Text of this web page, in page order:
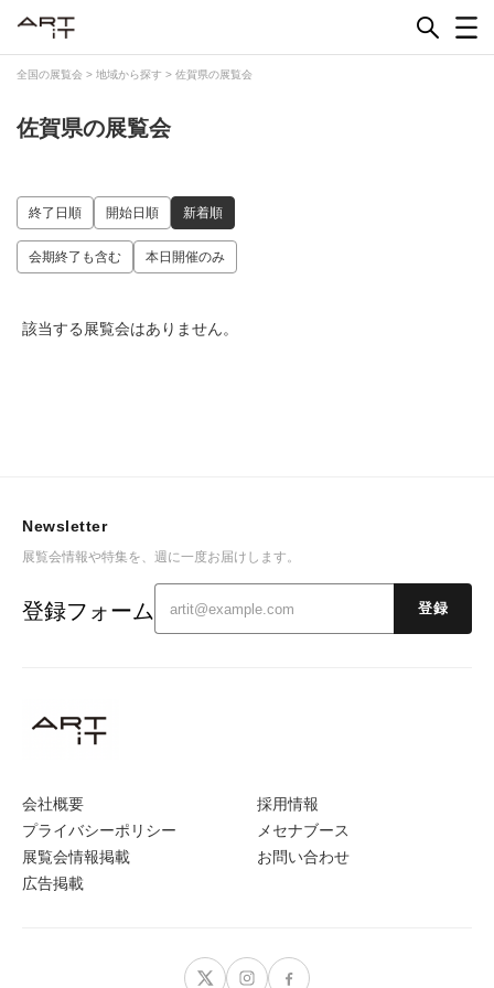
全国の展覧会 > 地域から探す > 佐賀県の展覧会
佐賀県の展覧会
終了日順 開始日順 新着順
会期終了も含む 本日開催のみ
該当する展覧会はありません。
会社概要
プライバシーポリシー
展覧会情報掲載
広告掲載
採用情報
メセナブース
お問い合わせ
Newsletter
展覧会情報や特集を、週に一度お届けします。
登録フォーム 登録